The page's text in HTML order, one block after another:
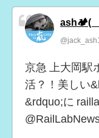
@jack_ash1
京急 上大岡駅
活？！美しい
&rdquo;に